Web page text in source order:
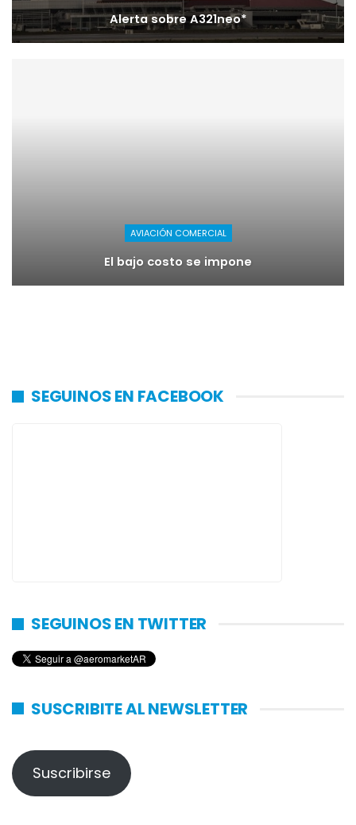
Alerta sobre A321neo*
AVIACIÓN COMERCIAL
El bajo costo se impone
SEGUINOS EN FACEBOOK
SEGUINOS EN TWITTER
SUSCRIBITE AL NEWSLETTER
Suscribirse